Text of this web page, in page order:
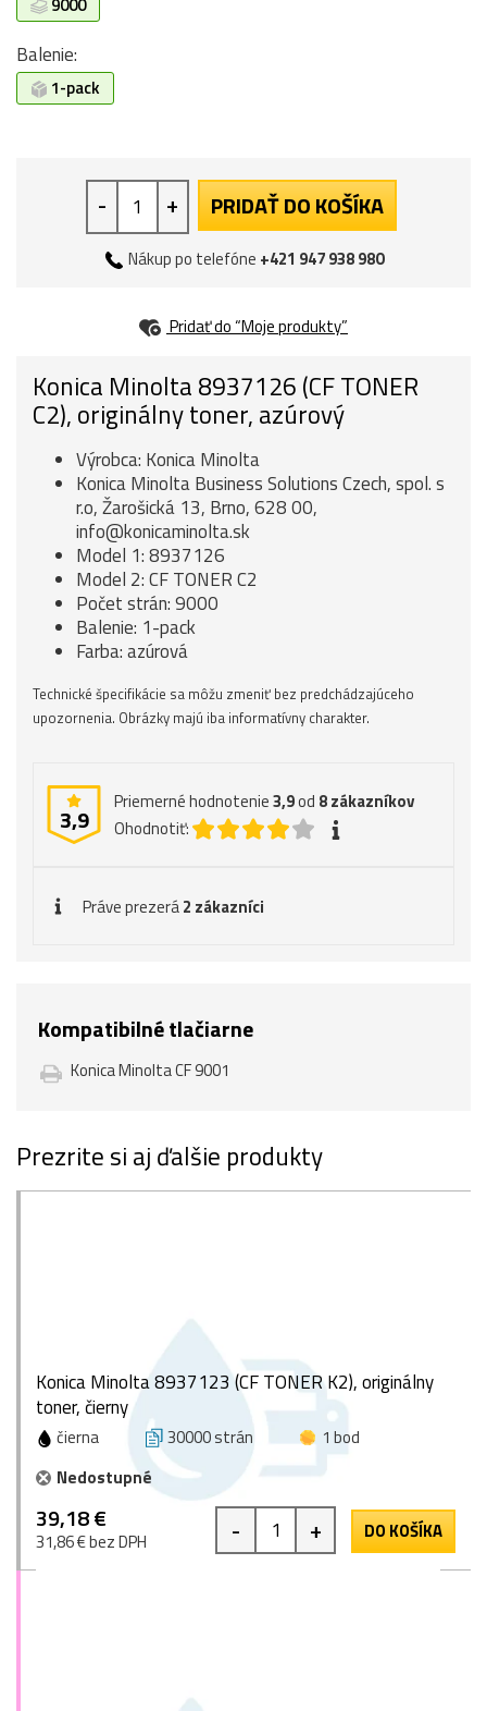
Balenie:
1-pack
- + PRIDAŤ DO KOŠÍKA
Nákup po telefóne +421 947 938 980
Pridať do “Moje produkty”
Konica Minolta 8937126 (CF TONER
C2), originálny toner, azúrový
Výrobca: Konica Minolta
Konica Minolta Business Solutions Czech, spol. s
r.o, Žarošická 13, Brno, 628 00,
info@konicaminolta.sk
Model 1: 8937126
Model 2: CF TONER C2
Počet strán: 9000
Balenie: 1-pack
Farba: azúrová
Technické špecifikácie sa môžu zmeniť bez predchádzajúceho
upozornenia. Obrázky majú iba informatívny charakter.
3,9
Priemerné hodnotenie3,9od 8zákazníkov
Ohodnotiť:
Práve prezerá2 zákazníci
Kompatibilné tlačiarne
Konica Minolta CF 9001
Prezrite si aj ďalšie produkty
Konica Minolta 8937123 (CF TONER K2), originálny
toner, čierny
čierna 30000 strán
1 bod
Nedostupné
39,18 €
31,86 € bez DPH - + DO KOŠÍKA